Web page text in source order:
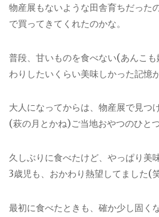
物産展もないような田舎育ちだった
で買ってきてくれたのかな。
普段、甘いものを食べない(あんこ
わりしたいくらい美味しかった記憶が
大人になってからは、物産展で見つ
(萩の月とかね)ご当地おやつのひとつ
久しぶりに食べたけど、やっぱり美
3歳児も、おかわり熱望してました(
最初に食べたときも、確か少し固く